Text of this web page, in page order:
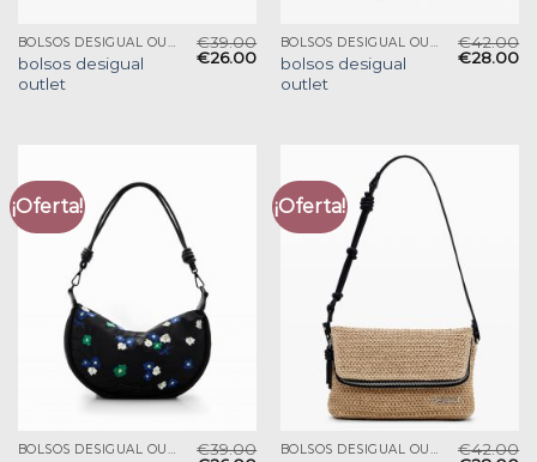
BOLSOS DESIGUAL OUTLET
bolsos desigual
outlet
€39.00
€26.00
BOLSOS DESIGUAL OUTLET
bolsos desigual
outlet
€42.00
€28.00
¡Oferta!
BOLSOS DESIGUAL OUTLET €39.00
¡Oferta!
BOLSOS DESIGUAL OUTLET €42.00